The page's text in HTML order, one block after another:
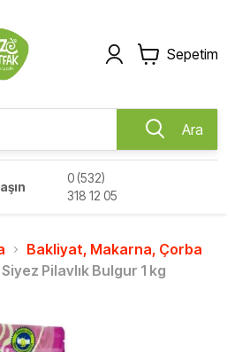
Sepetim
Ara
0 (532)
318 12 05
Bakliyat, Makarna, Çorba
Pilavlık Bulgur 1 kg